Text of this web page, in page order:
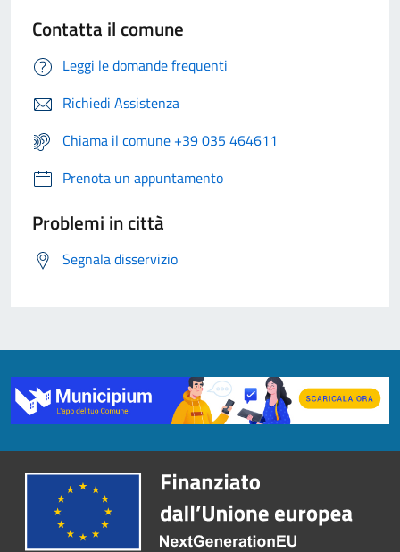
Contatta il comune
Leggi le domande frequenti
Richiedi Assistenza
Chiama il comune +39 035 464611
Prenota un appuntamento
Problemi in città
Segnala disservizio